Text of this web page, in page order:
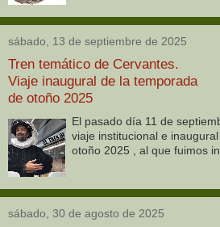
sábado, 13 de septiembre de 2025
Tren temático de Cervantes.
Viaje inaugural de la temporada
de otoño 2025
El pasado día 11 de
viaje institucional e
otoño 2025 , al que fuimos
sábado, 30 de agosto de 2025